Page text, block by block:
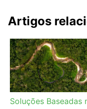
Artigos
Soluções Baseadas